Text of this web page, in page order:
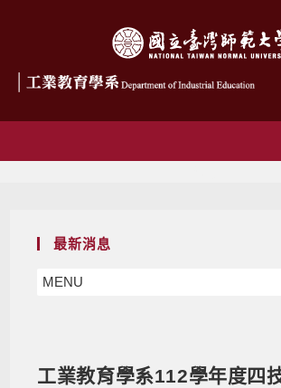
最新消息
MENU
工業教育學系112學年度四